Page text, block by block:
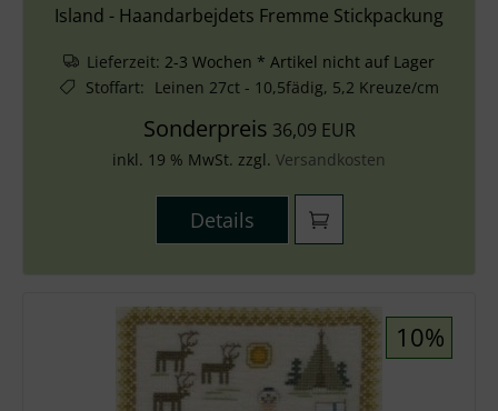
Island - Haandarbejdets Fremme Stickpackung
Lieferzeit: 2-3 Wochen * Artikel nicht auf Lager
Stoffart: Leinen 27ct - 10,5fädig, 5,2 Kreuze/cm
Sonderpreis 36,09 EUR
inkl. 19 % MwSt. zzgl. Versandkosten
Details
10%